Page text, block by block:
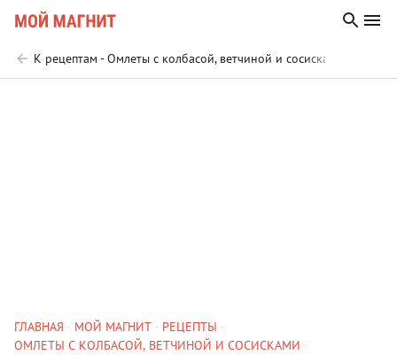
К рецептам - Омлеты с колбасой, ветчиной и сосисками
ГЛАВНАЯ МОЙ МАГНИТ
РЕЦЕПТЫ
ОМЛЕТЫ С КОЛБАСОЙ, ВЕТЧИНОЙ И СОСИСКАМИ